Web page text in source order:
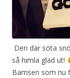
Den där söta
så himla glad ut!
Bamsen som nu